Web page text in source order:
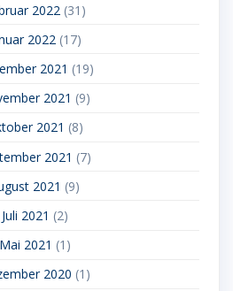
2022 (31)
2022 (17)
2021 (19)
2021 (9)
2021 (8)
2021 (7)
2021 (9)
Juli 2021 (2)
Mai 2021 (1)
2020 (1)